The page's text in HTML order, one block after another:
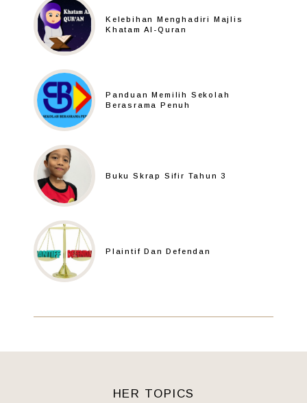
Kelebihan Menghadiri Majlis
Khatam Al-Quran
Panduan Memilih Sekolah
Berasrama Penuh
Buku Skrap Sifir Tahun 3
Plaintif Dan Defendan
HER TOPICS